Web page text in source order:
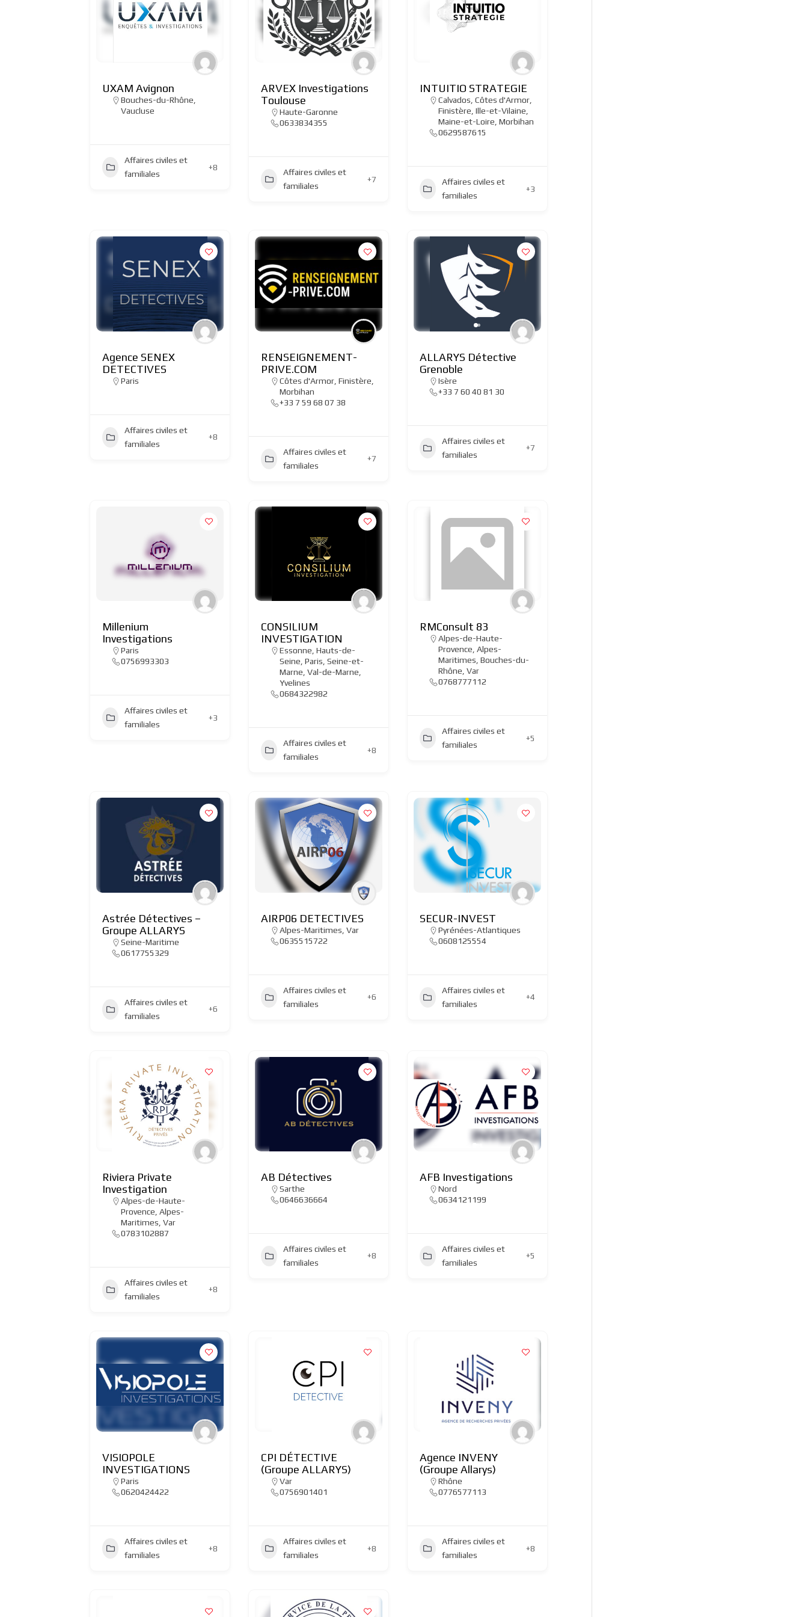
UXAM Avignon
Bouches-du-Rhône,
Vaucluse
Affaires civiles et
familiales
+8
ARVEX Investigations
Toulouse
Haute-Garonne
0633834355
Affaires civiles et
familiales
+7
INTUITIO STRATEGIE
Calvados,Côtes d'Armor,
Finistère,Ille-et-Vilaine,
Maine-et-Loire,Morbihan
0629587615
Affaires civiles et
familiales
+3
Agence SENEX
DETECTIVES
Paris
Affaires civiles et
familiales
+8
RENSEIGNEMENT-
PRIVE.COM
Côtes d'Armor ,Finistère
Morbihan
+33 7 59 68 07 38
Affaires civiles et
familiales
+7
ALLARYS Détective
Grenoble
Isère
+33 7 60 40 81 30
Affaires civiles et
familiales
+7
Millenium
Investigations
Paris
0756993303
Affaires civiles et
familiales
+3
CONSILIUM
INVESTIGATION
Essonne ,Hauts-de-
Seine ,Paris ,Seine-et-
Marne ,Val-de-Marne
Yvelines
0684322982
Affaires civiles et
familiales
+8
RMConsult 83
Alpes-de-Haute-
Provence ,Alpes-
Maritimes ,Bouches-du-
Rhône ,Var
0768777112
Affaires civiles et
familiales
+5
Astrée Détectives –
Groupe ALLARYS
Seine-Maritime
0617755329
Affaires civiles et
familiales
+6
AIRP06 DETECTIVES
Alpes-Maritimes ,Var
0635515722
Affaires civiles et
familiales
+6
SECUR-INVEST
Pyrénées-Atlantiques
0608125554
Affaires civiles et
familiales
+4
Riviera Private
Investigation
Alpes-de-Haute-
Provence ,Alpes-
Maritimes ,Var
0783102887
Affaires civiles et
familiales
+8
AB Détectives
Sarthe
0646636664
Affaires civiles et
familiales
+8
AFB Investigations
Nord
0634121199
Affaires civiles et
familiales
+5
VISIOPOLE
INVESTIGATIONS
Paris
0620424422
Affaires civiles et
familiales
+8
CPI DÉTECTIVE
(Groupe ALLARYS)
Var
0756901401
Affaires civiles et
familiales
+8
Agence INVENY
(Groupe Allarys)
Rhône
0776577113
Affaires civiles et
familiales
+8